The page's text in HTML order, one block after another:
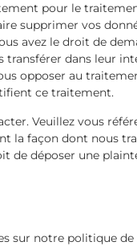
pour le
supprimer vos
avez le droit de
transférer dans leur
opposer au
ce traitement.
Veuillez vous
la façon dont nous
de déposer une
sur notre politique